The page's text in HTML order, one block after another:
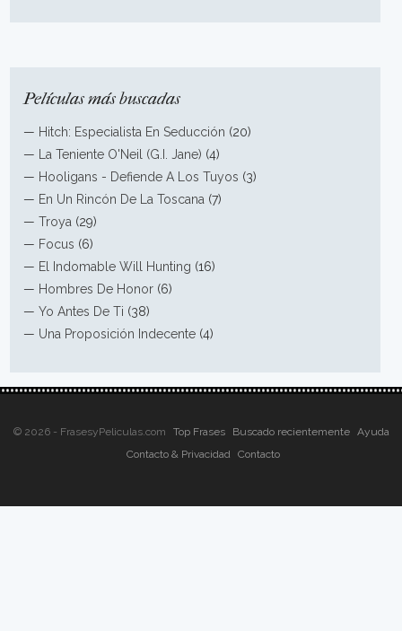
Películas más buscadas
— Hitch: Especialista En Seducción (20)
—
La Teniente O'Neil (G.I. Jane) (4)
— Hooligans - Defiende A Los Tuyos (3)
— En Un Rincón De La Toscana (7)
—Troya (29)
— Focus (6)
— El Indomable Will Hunting (16)
— Hombres De Honor (6)
—Yo Antes De Ti (38)
— Una Proposición Indecente (4)
© 2026 - FrasesyPeliculas.com Top Frases Buscado recientemente
Ayuda
Contacto & Privacidad
Contacto